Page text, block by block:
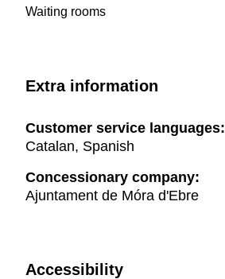
Waiting rooms
Extra information
Customer service languages:
Catalan, Spanish
Concessionary company:
Ajuntament de Móra d'Ebre
Accessibility